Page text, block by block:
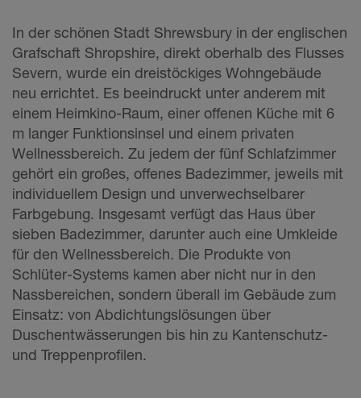
In der schönen Stadt Shrewsbury in der englischen
Grafschaft Shropshire, direkt oberhalb des Flusses
Severn, wurde ein dreistöckiges Wohngebäude
neu errichtet. Es beeindruckt unter anderem mit
einem Heimkino-Raum, einer offenen Küche mit 6
m langer Funktionsinsel und einem privaten
Wellnessbereich. Zu jedem der fünf Schlafzimmer
gehört ein großes, offenes Badezimmer, jeweils mit
individuellem Design und unverwechselbarer
Farbgebung. Insgesamt verfügt das Haus über
sieben Badezimmer, darunter auch eine Umkleide
für den Wellnessbereich. Die Produkte von
Schlüter-Systems kamen aber nicht nur in den
Nassbereichen, sondern überall im Gebäude zum
Einsatz: von Abdichtungslösungen über
Duschentwässerungen bis hin zu Kantenschutz-
und Treppenprofilen.